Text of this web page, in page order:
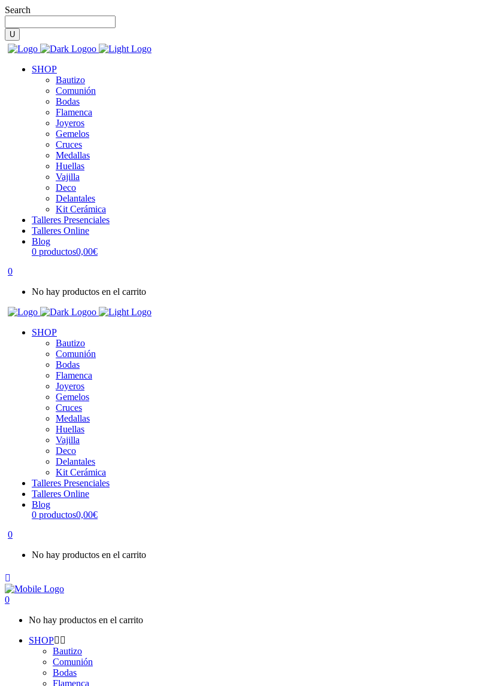
Search
SHOP
Bautizo
Comunión
Bodas
Flamenca
Joyeros
Gemelos
Cruces
Medallas
Huellas
Vajilla
Deco
Delantales
Kit Cerámica
Talleres Presenciales
Talleres Online
Blog
0 productos0,00€
0
No hay productos en el carrito
SHOP
Bautizo
Comunión
Bodas
Flamenca
Joyeros
Gemelos
Cruces
Medallas
Huellas
Vajilla
Deco
Delantales
Kit Cerámica
Talleres Presenciales
Talleres Online
Blog
0 productos0,00€
0
No hay productos en el carrito
0
No hay productos en el carrito
SHOP
Bautizo
Comunión
Bodas
Flamenca